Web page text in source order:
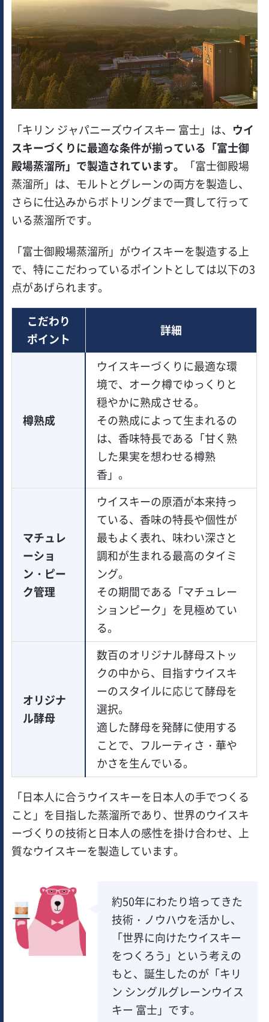
「キリン ジャパニーズウイスキー 富士」は、 ウイ
スキーづくりに最適な条件が揃っている「富士御
殿場蒸溜所」で製造されています。
「富士御殿場
蒸溜所」は、モルトとグレーンの両方を製造し、
さらに仕込みからボトリングまで一貫して行って
いる蒸溜所です。
「富士御殿場蒸溜所」がウイスキーを製造する上
で、特にこだわっているポイントとしては以下の3
点があげられます。
こだわり
ポイント
詳細
樽熟成
ウイスキーづくりに最適な環
境で、オーク樽でゆっくりと
穏やかに熟成させる。
その熟成によって生まれるの
は、香味特長である「甘く熟
した果実を想わせる樽熟
香」。
マチュレ
ーショ
ン・ピー
ク管理
ウイスキーの原酒が本来持っ
ている、香味の特長や個性が
最もよく表れ、味わい深さと
調和が生まれる最高のタイミ
ング。
その期間である「マチュレー
ションピーク」を見極めてい
る。
オリジナ
ル酵母
数百のオリジナル酵母ストッ
クの中から、目指すウイスキ
ーのスタイルに応じて酵母を
選択。
適した酵母を発酵に使用する
ことで、フルーティさ・華や
かさを生んでいる。
「日本人に合うウイスキーを日本人の手でつくる
こと」を目指した蒸溜所であり、世界のウイスキ
ーづくりの技術と日本人の感性を掛け合わせ、上
質なウイスキーを製造しています。
約50年にわたり培ってきた
技術・ノウハウを活かし、
「世界に向けたウイスキー
をつくろう」という考えの
もと、誕生したのが「キリ
ン シングルグレーンウイス
キー 富士」です。